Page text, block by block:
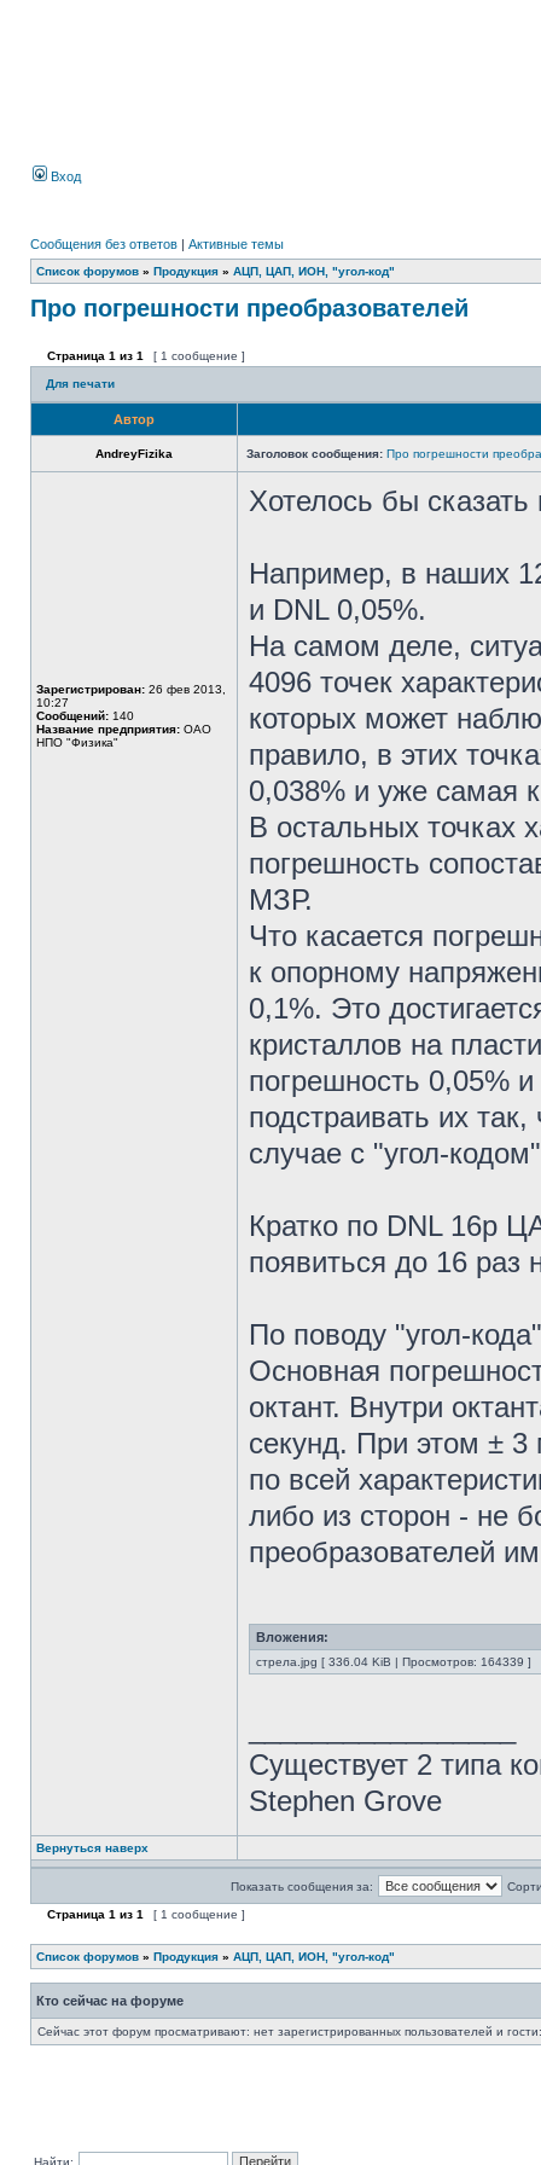
Вход
Сообщения без ответов | Активные темы
Список форумов » Продукция » АЦП, ЦАП, ИОН, "угол-код"
Про погрешности преобразователей
Страница 1 из 1 [ 1 сообщение ]
Для печати
Автор
AndreyFizika Заголовок сообщения: Про погрешности
Зарегистрирован: 26 фев 2013,
10:27
Сообщений: 140
Название предприятия: ОАО
НПО "Физика"
Хотелось бы
Например, в наших
и DNL 0,05%.
На самом деле,
4096 точек
которых может
правило, в этих
0,038% и уже самая
В остальных точках
погрешность
МЗР.
Что касается
к опорному
0,1%. Это
кристаллов на
погрешность 0,05%
подстраивать их
случае с "угол-
Кратко по DNL 16р
появиться до 16 раз
По поводу "угол-
Основная
октант. Внутри
секунд. При этом ± 3
по всей
либо из сторон - не
преобразователей
Вложения:
стрела.jpg [ 336.04 KiB | Просмотров: 164339 ]
Существует 2 типа
Stephen Grove
Вернуться наверх
Показать сообщения за:
Страница 1 из 1 [ 1 сообщение ]
Список форумов » Продукция » АЦП, ЦАП, ИОН, "угол-код"
Кто сейчас на форуме
Сейчас этот форум просматривают: нет зарегистрированных пользователей и
Найти: